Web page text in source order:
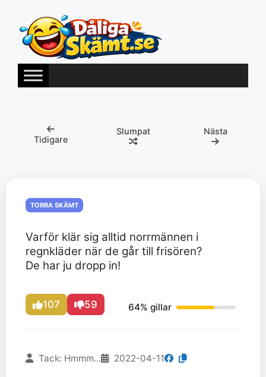
innehåll
Tidigare
Slumpat Nästa
TORRA SKÄMT
Varför klär sig alltid norrmännen i
regnkläder när de går till frisören?
De har ju dropp in!
107 59 64% gillar
Tack: Hmmm... 2022-04-11